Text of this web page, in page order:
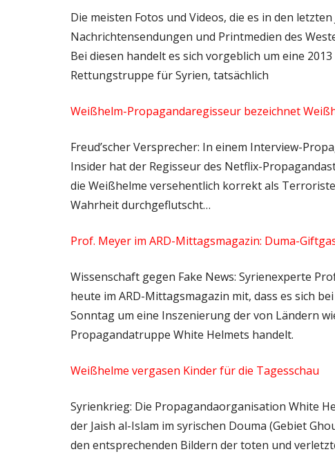
Die meisten Fotos und Videos, die es in den
Nachrichtensendungen und Printmedien des
Bei diesen handelt es sich vorgeblich um eine
Rettungstruppe für Syrien, tatsächlich
Weißhelm-Propagandaregisseur bezeichnet
Freud’scher Versprecher: In einem Interview-
Insider hat der Regisseur des Netflix-
die Weißhelme versehentlich korrekt als
Wahrheit durchgeflutscht…
Prof. Meyer im ARD-Mittagsmagazin: Duma-
Wissenschaft gegen Fake News: Syrienexperte
heute im ARD-Mittagsmagazin mit, dass es sich
Sonntag um eine Inszenierung der von Ländern
Propagandatruppe White Helmets handelt.
Weißhelme vergasen Kinder für die Tagesschau
Syrienkrieg: Die Propagandaorganisation White
der Jaish al-Islam im syrischen Douma (Gebiet
den entsprechenden Bildern der toten und